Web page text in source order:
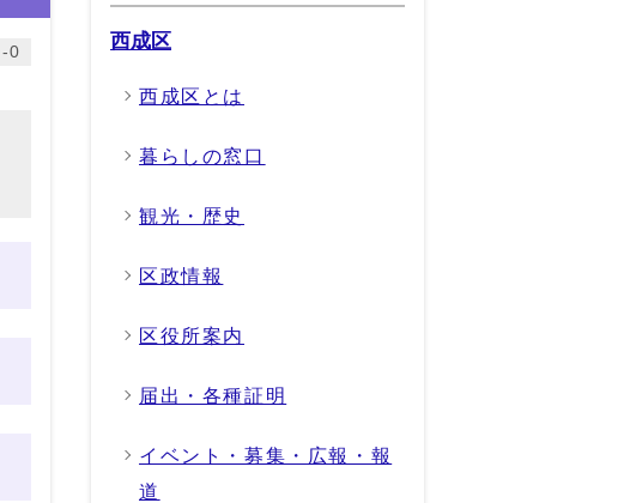
0 西成区
西成区とは
暮らしの窓口
観光・歴史
区政情報
区役所案内
届出・各種証明
イベント・募集・広報・報
道